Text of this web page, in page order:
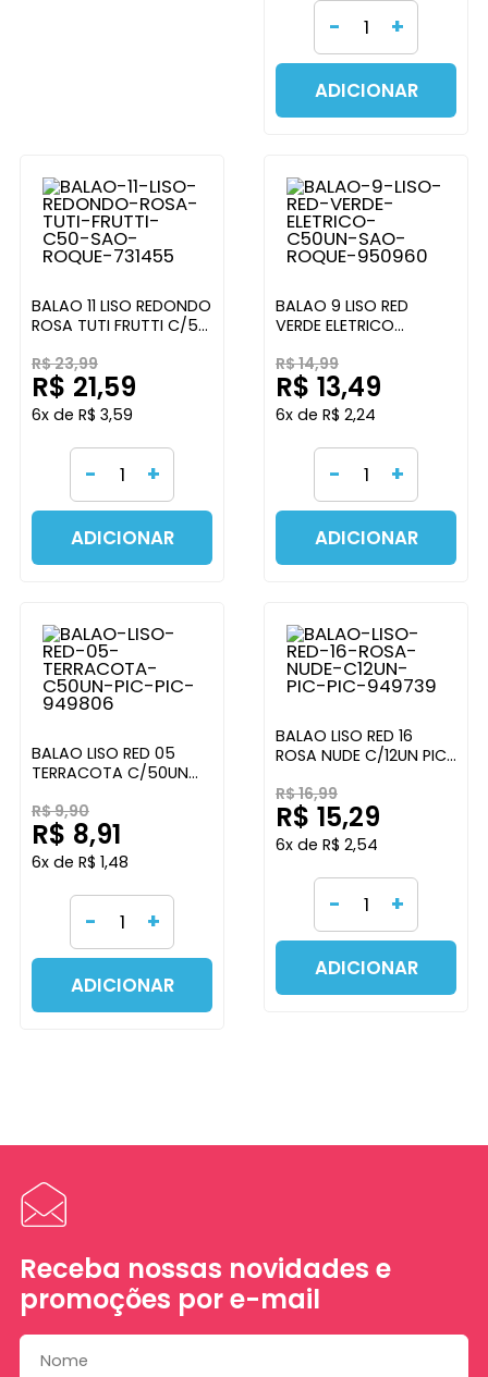
- +
ADICIONAR
BALAO 11 LISO REDONDO
ROSA TUTI FRUTTI C/50
R$ 23,99
R$ 21,59
6x de R$ 3,59
- +
ADICIONAR
BALAO 9 LISO RED
VERDE ELETRICO
R$ 14,99
R$ 13,49
6x de R$ 2,24
- +
ADICIONAR
BALAO LISO RED 05
TERRACOTA C/50UN
R$ 9,90
R$ 8,91
6x de R$ 1,48
- +
ADICIONAR
BALAO LISO RED 16
ROSA NUDE C/12UN PIC
R$ 16,99
R$ 15,29
6x de R$ 2,54
- +
ADICIONAR
Receba nossas novidades e
promoções por e-mail